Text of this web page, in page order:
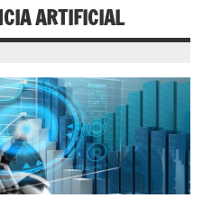
ARTIFICIAL